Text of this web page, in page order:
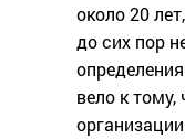
около 20
до сих пор
вело к тому,